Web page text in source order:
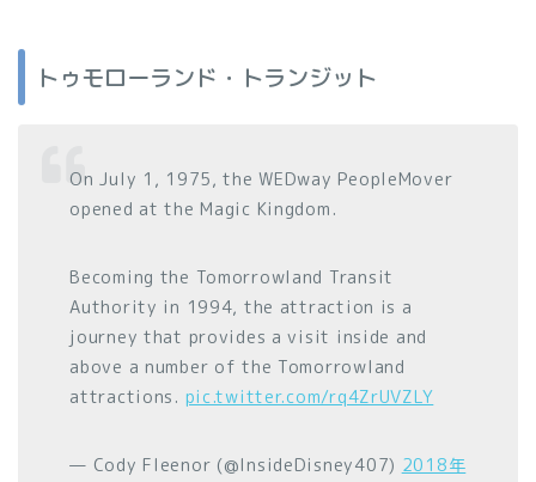
トゥモローランド・トランジット
On July 1, 1975, the WEDway PeopleMover
opened at the Magic Kingdom.
Becoming the Tomorrowland Transit
Authority in 1994, the attraction is a
journey that provides a visit inside and
above a number of the Tomorrowland
attractions. pic.twitter.com/rq4ZrUVZLY
— Cody Fleenor (@InsideDisney407) 2018年